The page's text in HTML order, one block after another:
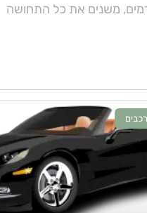
משנים את כל התחושה